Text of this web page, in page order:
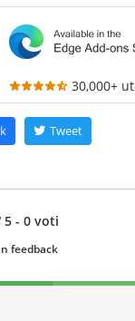
30,000+
Tweet
5 - 0 voti
feedback